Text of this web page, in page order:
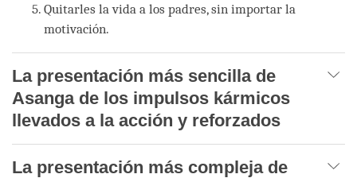
Quitarles la vida a los padres, sin importar la
motivación.
La presentación más sencilla de
Asanga de los impulsos kármicos
llevados a la acción y reforzados
La presentación más compleja de